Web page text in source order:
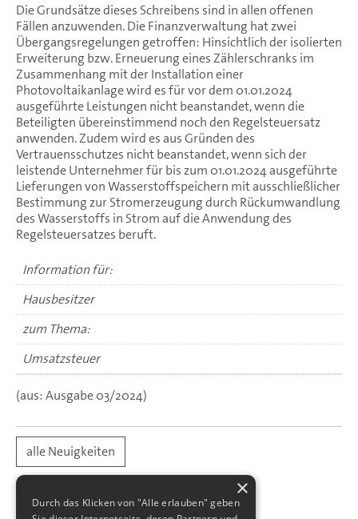
Die Grundsätze dieses Schreibens sind in allen offenen
Fällen anzuwenden. Die Finanzverwaltung hat zwei
Übergangsregelungen getroffen: Hinsichtlich der isolierten
Erweiterung bzw. Erneuerung eines Zählerschranks im
Zusammenhang mit der Installation einer
Photovoltaikanlage wird es für vor dem 01.01.2024
ausgeführte Leistungen nicht beanstandet, wenn die
Beteiligten übereinstimmend noch den Regelsteuersatz
anwenden. Zudem wird es aus Gründen des
Vertrauensschutzes nicht beanstandet, wenn sich der
leistende Unternehmer für bis zum 01.01.2024 ausgeführte
Lieferungen von Wasserstoffspeichern mit ausschließlicher
Bestimmung zur Stromerzeugung durch Rückumwandlung
des Wasserstoffs in Strom auf die Anwendung des
Regelsteuersatzes beruft.
Information für:
Hausbesitzer
zum Thema:
Umsatzsteuer
(aus: Ausgabe 03/2024)
alle Neuigkeiten
×
Durch das Klicken von "Alle erlauben" geben